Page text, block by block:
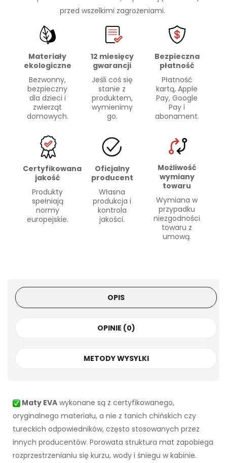
przed wszelkimi zagrożeniami.
Materiały
ekologiczne
Bezwonny,
bezpieczny
dla dzieci i
zwierząt
domowych.
12 miesięcy
gwarancji
Jeśli coś się
stanie z
produktem,
wymienimy
go.
Bezpieczna
płatność
Płatność
kartą, Apple
Pay, Google
Pay i
abonament.
Certyfikowana
jakość
Produkty
spełniają
normy
europejskie.
Oficjalny
producent
Własna
produkcja i
kontrola
jakości.
Możliwość
wymiany
towaru
Wymiana w
przypadku
niezgodności
towaru z
umową.
OPIS
OPINIE (0)
METODY WYSYLKI
Maty EVA wykonane są z certyfikowanego,
oryginalnego materiału, a nie z tanich chińskich czy
tureckich odpowiedników, często stosowanych przez
innych producentów. Porowata struktura mat zapobiega
rozprzestrzenianiu się kurzu, wody i śniegu w kabinie.